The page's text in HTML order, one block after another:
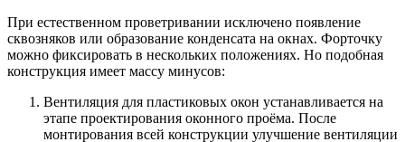
При естественном проветривании исключено появление
сквозняков или образование конденсата на окнах. Форточку
можно фиксировать в нескольких положениях. Но подобная
конструкция имеет массу минусов:
Вентиляция для пластиковых окон устанавливается на
этапе проектирования оконного проёма. После
монтирования всей конструкции улучшение вентиляции